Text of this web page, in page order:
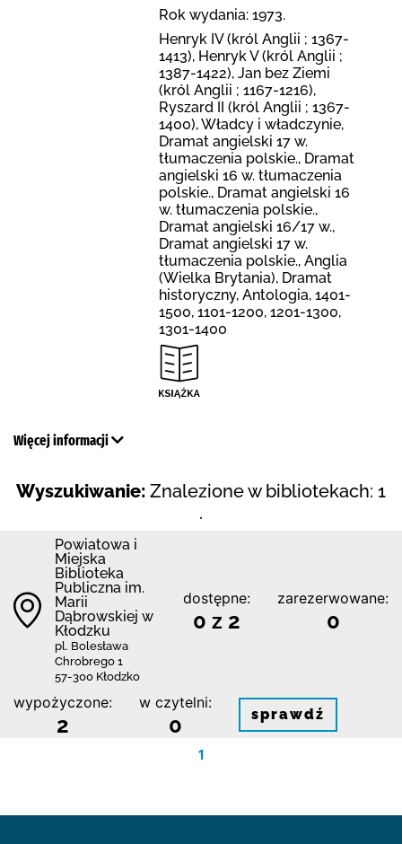
Rok wydania: 1973.
Henryk IV (król Anglii ; 1367-
1413), Henryk V (król Anglii ;
1387-1422), Jan bez Ziemi
(król Anglii ; 1167-1216),
Ryszard II (król Anglii ; 1367-
1400), Władcy i władczynie,
Dramat angielski 17 w.
tłumaczenia polskie., Dramat
angielski 16 w. tłumaczenia
polskie., Dramat angielski 16
w. tłumaczenia polskie.,
Dramat angielski 16/17 w.,
Dramat angielski 17 w.
tłumaczenia polskie., Anglia
(Wielka Brytania), Dramat
historyczny, Antologia, 1401-
1500, 1101-1200, 1201-1300,
1301-1400
Więcej informacji
Wyszukiwanie: Znalezione w bibliotekach: 1
.
Powiatowa i
Miejska
Biblioteka
Publiczna im.
Marii
Dąbrowskiej w
Kłodzku
pl. Bolesława
Chrobrego 1
57-300 Kłodzko
dostępne:
0 z 2
zarezerwowane:
0
wypożyczone:
2
w czytelni:
0 sprawdź
1